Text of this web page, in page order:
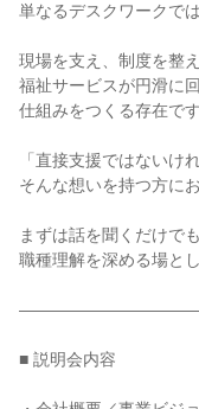
単なるデスクワークで
現場を支え、制度を整え
福祉サービスが円滑に
仕組みをつくる存在です
「直接支援ではないけ
そんな想いを持つ方に
まずは話を聞くだけでも
職種理解を深める場と
■ 説明会内容